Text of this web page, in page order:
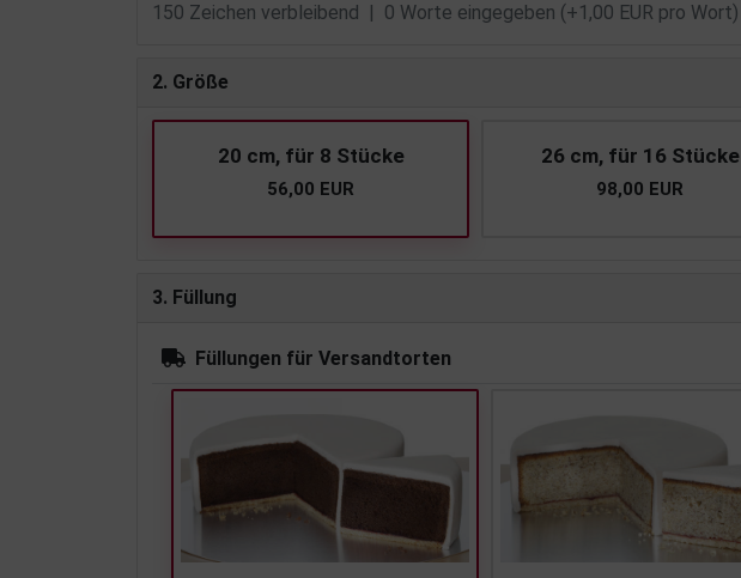
150 Zeichen verbleibend | 0 Worte eingegeben (+1,00 EUR pro Wort)
2. Größe
20 cm, für 8 Stücke
56,00 EUR
26 cm, für 16 Stücke
98,00 EUR
3. Füllung
Füllungen für Versandtorten